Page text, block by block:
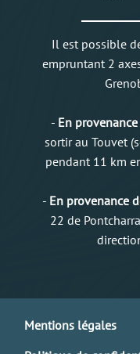
Il est possible
empruntant 2
- En
sortir au Touvet
pendant 11 km
- En provenance
22 de
Mentions légales